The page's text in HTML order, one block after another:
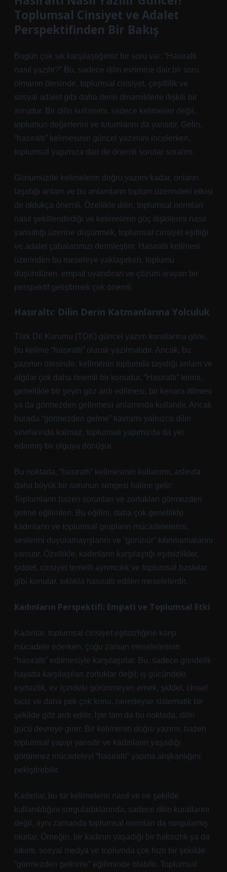
Toplumsal Cinsiyet ve Adalet
Perspektifinden Bir Bakış
Bugün çok sık karşılaştığımız bir soru var: “Hasıraltı
nasıl yazılır?” Bu, sadece dilin evrimine dair bir soru
olmanın ötesinde, toplumsal cinsiyet, çeşitlilik ve
sosyal adalet gibi daha derin dinamiklerle ilişkili bir
sorudur. Bir dilin kullanımı, sadece kelimeleri değil,
toplumun değerlerini ve tutumlarını da yansıtır. Gelin,
“hasıraltı” kelimesinin güncel yazımını incelerken,
toplumsal yapımıza dair de önemli sorular soralım.
Günümüzde kelimelerin doğru yazımı kadar, onların
taşıdığı anlam ve bu anlamların toplum üzerindeki etkisi
de oldukça önemli. Özellikle dilin, toplumsal normları
nasıl şekillendirdiği ve kelimelerin güç ilişkilerini nasıl
yansıttığı üzerine düşünmek, toplumsal cinsiyet eşitliği
ve adalet çabalarımızı derinleştirir. Hasıraltı kelimesi
üzerinden bu meseleye yaklaşırken, toplumu
düşündüren, empati uyandıran ve çözüm arayan bir
perspektif geliştirmek çok önemli.
Hasıraltı: Dilin Derin Katmanlarına Yolculuk
Türk Dil Kurumu (TDK) güncel yazım kurallarına göre,
bu kelime “hasıraltı” olarak yazılmalıdır. Ancak, bu
yazımın ötesinde, kelimenin toplumda taşıdığı anlam ve
algılar çok daha önemli bir konudur. “Hasıraltı” terimi,
genellikle bir şeyin göz ardı edilmesi, bir kenara itilmesi
ya da görmezden gelinmesi anlamında kullanılır. Ancak
burada “görmezden gelme” kavramı yalnızca dilin
sınırlarında kalmaz, toplumsal yapımızda da yer
edinmiş bir olguya dönüşür.
Bu noktada, “hasıraltı” kelimesinin kullanımı, aslında
daha büyük bir sorunun simgesi haline gelir:
Toplumların bazen sorunları ve zorlukları görmezden
gelme eğilimleri. Bu eğilim, daha çok genellikle
kadınların ve toplumsal grupların mücadelelerini,
seslerini duyuramayışlarını ve “görünür” kılınmamalarını
yansıtır. Özellikle, kadınların karşılaştığı eşitsizlikler,
şiddet, cinsiyet temelli ayrımcılık ve toplumsal baskılar
gibi konular, sıklıkla hasıraltı edilen meselelerdir.
Kadınların Perspektifi: Empati ve Toplumsal Etki
Kadınlar, toplumsal cinsiyet eşitsizliğine karşı
mücadele ederken, çoğu zaman meselelerinin
“hasıraltı” edilmesiyle karşılaşırlar. Bu, sadece gündelik
hayatta karşılaşılan zorluklar değil; iş gücündeki
eşitsizlik, ev içindeki görünmeyen emek, şiddet, cinsel
taciz ve daha pek çok konu, neredeyse sistematik bir
şekilde göz ardı edilir. İşte tam da bu noktada, dilin
gücü devreye girer. Bir kelimenin doğru yazımı, bazen
toplumsal yapıyı yansıtır ve kadınların yaşadığı
görünmez mücadeleyi “hasıraltı” yapma alışkanlığını
pekiştirebilir.
Kadınlar, bu tür kelimelerin nasıl ve ne şekilde
kullanıldığını sorguladıklarında, sadece dilin kurallarını
değil, aynı zamanda toplumsal normları da sorgulamış
olurlar. Örneğin, bir kadının yaşadığı bir haksızlık ya da
sıkıntı, sosyal medya ve toplumda çok hızlı bir şekilde
“görmezden gelinme” eğiliminde olabilir. Toplumsal